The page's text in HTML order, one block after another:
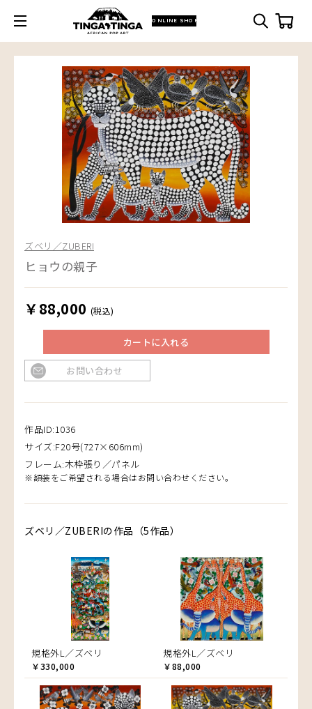
ONLINE SHOP
ズベリ／ZUBERI
ヒョウの親子
￥88,000 (税込)
カートに入れる
お問い合わせ
作品ID:1036
サイズ:F20号(727×606mm)
フレーム:木枠張り／パネル
※額装をご希望される場合はお問い合わせください。
ズベリ／ZUBERIの作品（5作品）
規格外L／ズベリ
￥330,000
規格外L／ズベリ
￥88,000